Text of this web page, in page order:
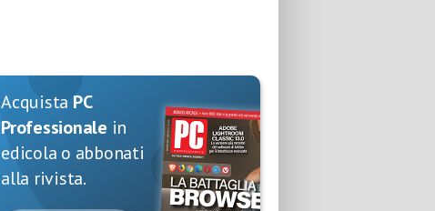
Acquista PC
Professionale in
edicola o abbonati
alla rivista.